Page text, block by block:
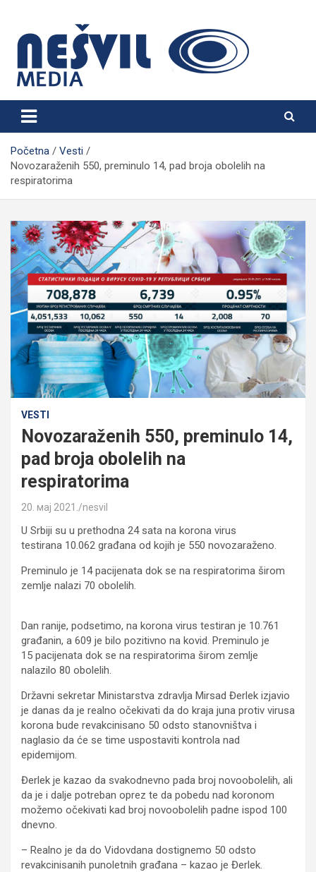
content
Nešvil Media Bogatić
Početna
Vesti
Novozaraženih 550, preminulo 14, pad broja obolelih na
respiratorima
VESTI
Novozaraženih 550, preminulo 14,
pad broja obolelih na
respiratorima
20. мај 2021. nesvil
U Srbiji su u prethodna 24 sata na korona virus
testirana 10.062 građana od kojih je 550 novozaraženo.
Preminulo je 14 pacijenata dok se na respiratorima širom
zemlje nalazi 70 obolelih.
Dan ranije, podsetimo, na korona virus testiran je 10.761
građanin, a 609 je bilo pozitivno na kovid. Preminulo je
15 pacijenata dok se na respiratorima širom zemlje
nalazilo 80 obolelih.
Državni sekretar Ministarstva zdravlja Mirsad Đerlek izjavio
je danas da je realno očekivati da do kraja juna protiv virusa
korona bude revakcinisano 50 odsto stanovništva i
naglasio da će se time uspostaviti kontrola nad
epidemijom.
Đerlek je kazao da svakodnevno pada broj novoobolelih, ali
da je i dalje potreban oprez te da pobedu nad koronom
možemo očekivati kad broj novoobolelih padne ispod 100
dnevno.
– Realno je da do Vidovdana dostignemo 50 odsto
revakcinisanih punoletnih građana – kazao je Đerlek.